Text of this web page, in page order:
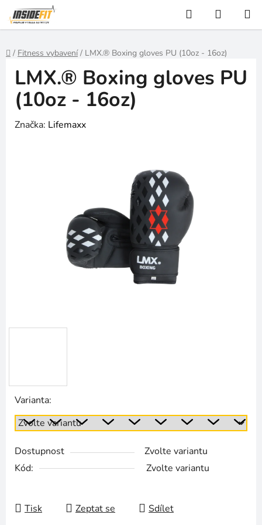
Přejít
na
obsah
Hledat
KOŠÍK
Domů
/ Fitness vybavení / LMX.® Boxing gloves PU (10oz - 16oz)
Varianta:
Dostupnost
Zvolte variantu
Kód:
Zvolte variantu
Tisk Zeptat se Sdílet
LMX.® Boxing gloves PU
(10oz - 16oz)
Značka: Lifemaxx